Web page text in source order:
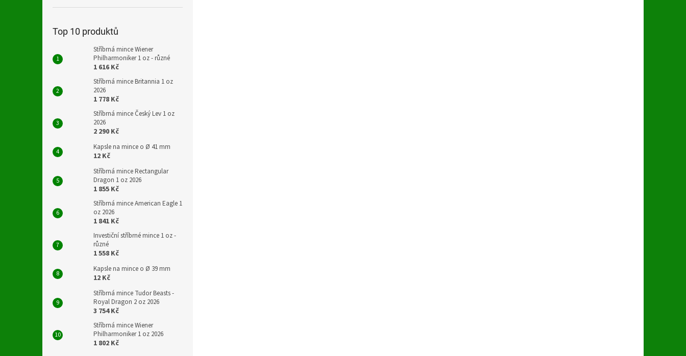
Top 10 produktů
Stříbrná mince Wiener
Philharmoniker 1 oz - různé
1 616 Kč
Stříbrná mince Britannia 1 oz
2026
1 778 Kč
Stříbrná mince Český Lev 1 oz
2026
2 290 Kč
Kapsle na mince o Ø 41 mm
12 Kč
Stříbrná mince Rectangular
Dragon 1 oz 2026
1 855 Kč
Stříbrná mince American Eagle 1
oz 2026
1 841 Kč
Investiční stříbrné mince 1 oz -
různé
1 558 Kč
Kapsle na mince o Ø 39 mm
12 Kč
Stříbrná mince Tudor Beasts -
Royal Dragon 2 oz 2026
3 754 Kč
Stříbrná mince Wiener
Philharmoniker 1 oz 2026
1 802 Kč